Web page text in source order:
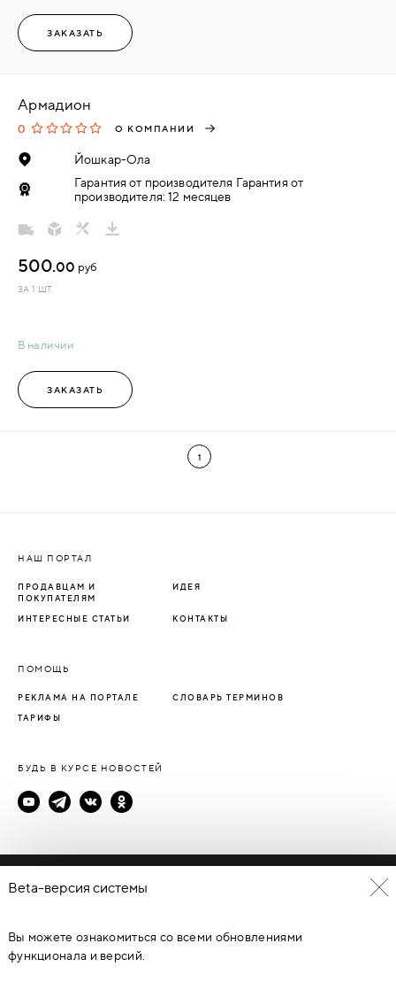
ЗАКАЗАТЬ
Армадион
0 О КОМПАНИИ
Йошкар-Ола
Гарантия от производителя Гарантия от
производителя: 12 месяцев
В наличии
500.00 руб
ЗА 1 ШТ.
ЗАКАЗАТЬ
1
НАШ ПОРТАЛ
ПРОДАВЦАМ И
ПОКУПАТЕЛЯМ
ИДЕЯ
ИНТЕРЕСНЫЕ СТАТЬИ КОНТАКТЫ
ПОМОЩЬ
РЕКЛАМА НА ПОРТАЛЕ СЛОВАРЬ ТЕРМИНОВ
ТАРИФЫ
БУДЬ В КУРСЕ НОВОСТЕЙ
Политика конфиденциальности
© Каталог дверей - DverProf, 2021-2026Материалы сайта
являются объектами авторского права. Запрещается
копирование, распространение, любое использование
Beta-версия системы
Вы можете ознакомиться со всеми обновлениями
функционала и версий.